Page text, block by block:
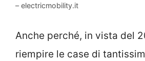
– electricmobility.it
Anche perché, in vista del
riempire le case di